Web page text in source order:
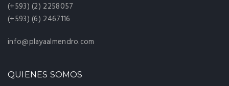
(+593) (2) 2258057
(+593) (6) 2467116
info@playaalmendro.com
QUIENES SOMOS